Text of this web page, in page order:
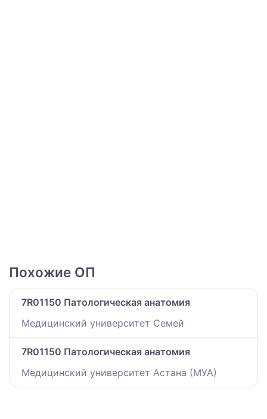
Похожие ОП
7R01150 Патологическая анатомия
Медицинский университет Семей
7R01150 Патологическая анатомия
Медицинский университет Астана (МУА)